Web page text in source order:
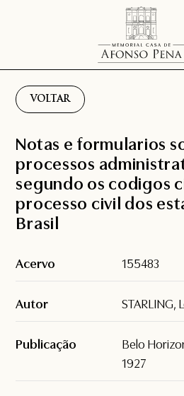
VOLTAR
Notas e formularios
processos
segundo os codigos
processo civil dos
Brasil
Acervo 155483
Autor STARLING,
Publicação
Belo
1927